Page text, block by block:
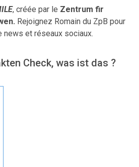
, créée par le Zentrum fir
Rejoignez Romain du ZpB pour
news et réseaux sociaux.
Check, was ist das ?